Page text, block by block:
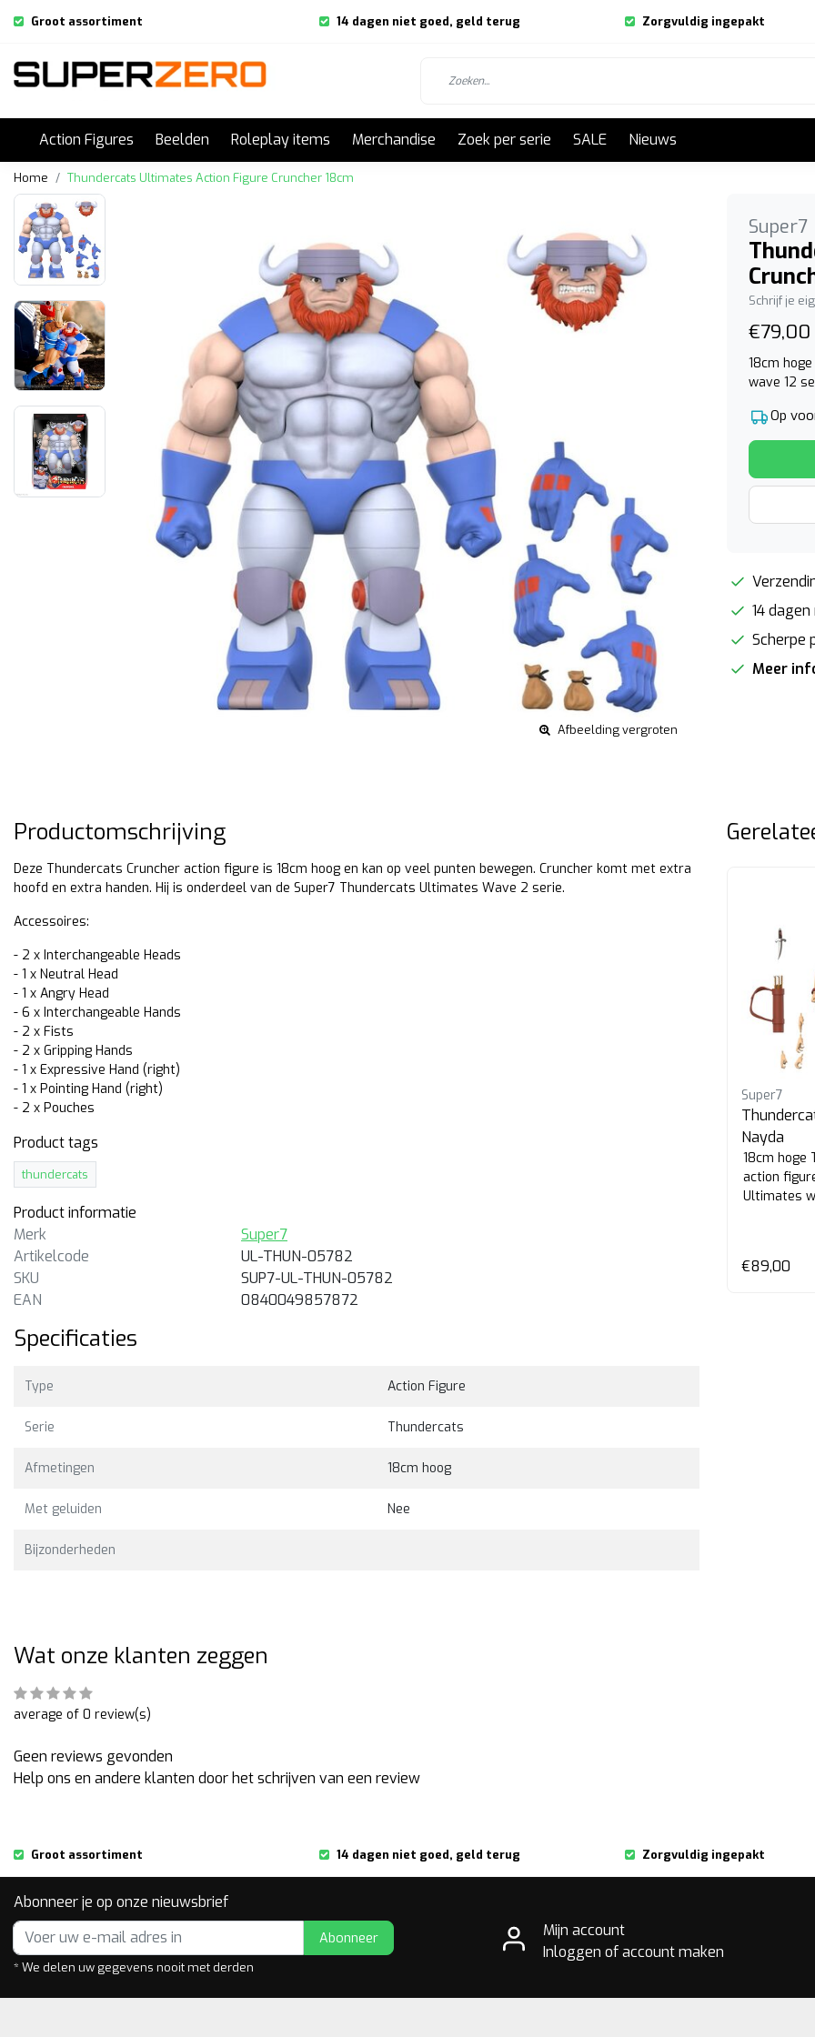
Groot assortiment 14 dagen niet goed, geld terug Zorgvuldig ingepakt
Action Figures Beelden Roleplay items Merchandise Zoek per serie SALE Nieuws
Home Thundercats Ultimates Action Figure Cruncher 18cm
Afbeelding vergroten
Super7
Schrijf je
€79,00
18cm
wave 12
Op
14
Scherpe
Meer
Productomschrijving
Deze Thundercats Cruncher action figure is 18cm hoog en kan op veel punten bewegen. Cruncher komt met extra
hoofd en extra handen. Hij is onderdeel van de Super7 Thundercats Ultimates Wave 2 serie.
Accessoires:
- 2 x Interchangeable Heads
- 1 x Neutral Head
- 1 x Angry Head
- 6 x Interchangeable Hands
- 2 x Fists
- 2 x Gripping Hands
- 1 x Expressive Hand (right)
- 1 x Pointing Hand (right)
- 2 x Pouches
Product tags
thundercats
Product informatie
Merk
Super7
Artikelcode
UL-THUN-05782
SKU
SUP7-UL-THUN-05782
EAN
0840049857872
Specificaties
Type Action Figure
Serie Thundercats
Afmetingen 18cm hoog
Met geluiden Nee
Bijzonderheden
Vintage
Lion-O
hoge action figure van
O uit de Thundercats
€37,00
Super7
Nayda
18cm hoge
action
Ultimates
€89,00
Wat onze klanten zeggen
average of 0 review(s)
Geen reviews gevonden
Help ons en andere klanten door het schrijven van een review
Groot assortiment 14 dagen niet goed, geld terug Zorgvuldig ingepakt
Abonneer je op onze nieuwsbrief
Abonneer
* We delen uw gegevens nooit met derden
Mijn account
Inloggen of account maken